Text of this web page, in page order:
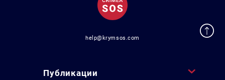
help@krymsos.com
Публикации